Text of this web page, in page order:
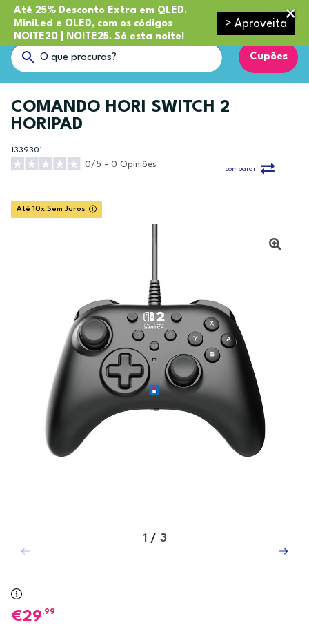
Até 25% Desconto Extra em QLED,
MiniLed e OLED, com os códigos
NOITE20 | NOITE25. Só esta noite!
> Aproveita
Cupões
COMANDO HORI SWITCH 2
HORIPAD
1339301
0/5 - 0 Opiniões
comparar
Até 10x Sem Juros
1 / 3
29,99